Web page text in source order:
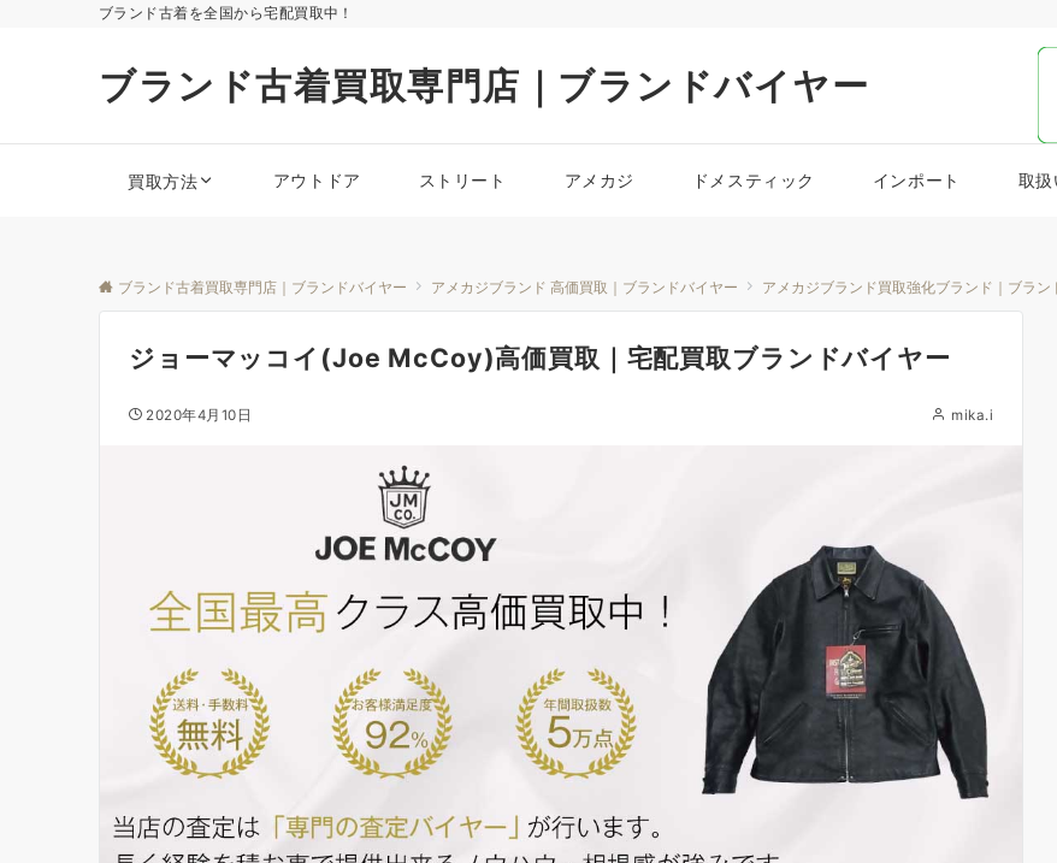
ブランド古着を全国から宅配買取中！
ブランド古着買取専門店｜ブランドバイヤー
買取方法 アウトドア ストリート アメカジ ドメスティック インポート 取扱
ブランド古着買取専門店｜ブランドバイヤー アメカジブランド 高価買取｜ブランドバイヤー アメカジブランド買取強化ブランド｜ブラン
ジョーマッコイ(Joe McCoy)高価買取｜宅配買取ブランドバイヤー
2020年4月10日 mika.i